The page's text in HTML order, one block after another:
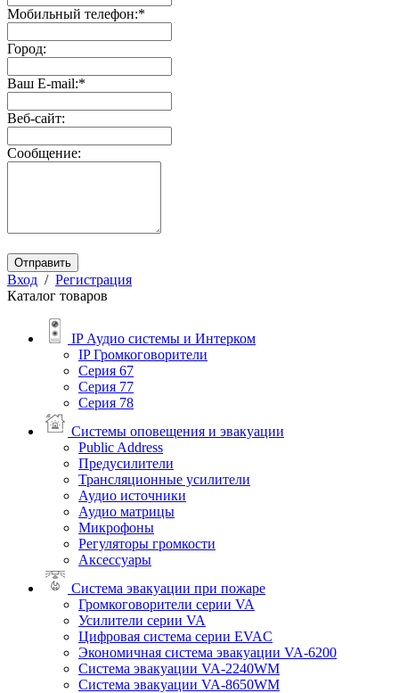
Мобильный телефон:*
Город:
Ваш E-mail:*
Веб-сайт:
Сообщение:
Отправить
Вход / Регистрация
Каталог товаров
IP Аудио системы и Интерком
IP Громкоговорители
Серия 67
Серия 77
Серия 78
Системы оповещения и эвакуации
Public Address
Предусилители
Трансляционные усилители
Аудио источники
Аудио матрицы
Микрофоны
Регуляторы громкости
Аксессуары
Система эвакуации при пожаре
Громкоговорители серии VA
Усилители серии VA
Цифровая система серии EVAC
Экономичная система эвакуации VA-6200
Система эвакуации VA-2240WM
Система эвакуации VA-8650WM